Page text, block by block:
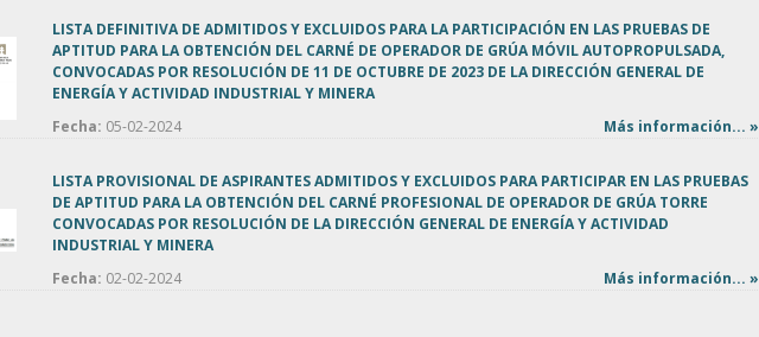
LISTA DEFINITIVA DE ADMITIDOS Y EXCLUIDOS PARA LA PARTICIPACIÓN EN LAS PRUEBAS DE
APTITUD PARA LA OBTENCIÓN DEL CARNÉ DE OPERADOR DE GRÚA MÓVIL AUTOPROPULSADA,
CONVOCADAS POR RESOLUCIÓN DE 11 DE OCTUBRE DE 2023 DE LA DIRECCIÓN GENERAL DE
ENERGÍA Y ACTIVIDAD INDUSTRIAL Y MINERA
Fecha: 05-02-2024 Más información... »
LISTA PROVISIONAL DE ASPIRANTES ADMITIDOS Y EXCLUIDOS PARA PARTICIPAR EN LAS PRUEBAS
DE APTITUD PARA LA OBTENCIÓN DEL CARNÉ PROFESIONAL DE OPERADOR DE GRÚA TORRE
CONVOCADAS POR RESOLUCIÓN DE LA DIRECCIÓN GENERAL DE ENERGÍA Y ACTIVIDAD
INDUSTRIAL Y MINERA
Fecha: 02-02-2024 Más información... »